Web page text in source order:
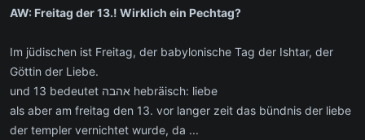
AW: Freitag der 13.! Wirklich ein Pechtag?
Im jüdischen ist Freitag, der babylonische Tag der Ishtar, der
Göttin der Liebe.
und 13 bedeutet אהבה hebräisch: liebe
als aber am freitag den 13. vor langer zeit das bündnis der liebe
der templer vernichtet wurde, da ...